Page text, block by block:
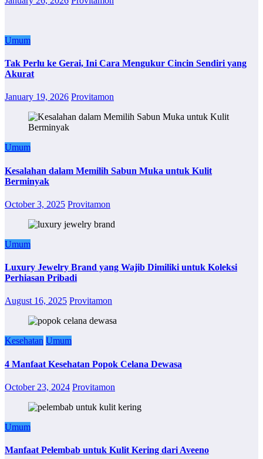
Umum
Tak Perlu ke Gerai, Ini Cara Mengukur Cincin Sendiri yang
Akurat
January 19, 2026 Provitamon
Umum
Kesalahan dalam Memilih Sabun Muka untuk Kulit
Berminyak
October 3, 2025 Provitamon
Umum
Luxury Jewelry Brand yang Wajib Dimiliki untuk Koleksi
Perhiasan Pribadi
August 16, 2025 Provitamon
Kesehatan Umum
4 Manfaat Kesehatan Popok Celana Dewasa
October 23, 2024 Provitamon
Umum
Manfaat Pelembab untuk Kulit Kering dari Aveeno